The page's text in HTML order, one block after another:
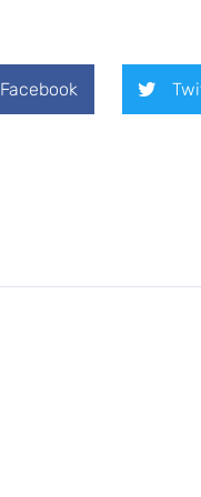
Facebook